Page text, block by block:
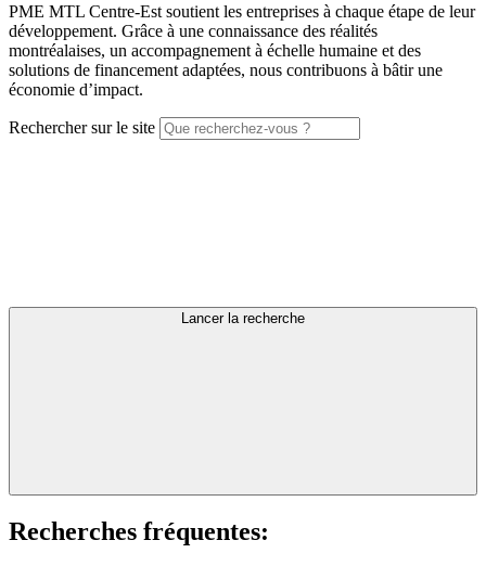
PME MTL Centre-Est soutient les entreprises à chaque étape de leur
développement. Grâce à une connaissance des réalités
montréalaises, un accompagnement à échelle humaine et des
solutions de financement adaptées, nous contribuons à bâtir une
économie d’impact.
Rechercher sur le site
Lancer la recherche
Recherches fréquentes: